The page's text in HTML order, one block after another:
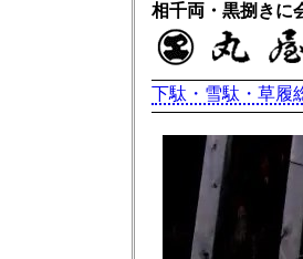
相千両・黒捌き
下駄・雪駄・草履